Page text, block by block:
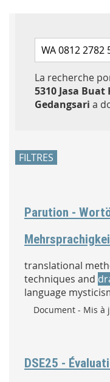
Rechercher par
La recherche
5310 Jasa
Gedangsari a
FILTRES
Parution -
translational
techniques and
language
Type :
Document - Mis à
DSE25 -